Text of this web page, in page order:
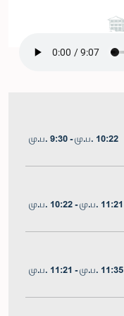
மு.ப. 9:30 - மு.ப. 10:22
மு.ப. 10:22 - மு.ப. 11:21
மு.ப. 11:21 - மு.ப. 11:35